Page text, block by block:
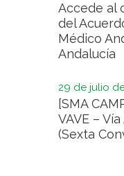
Accede al
del
Médico
Andalucía
29 de julio
[SMA
VAVE –
(Sexta